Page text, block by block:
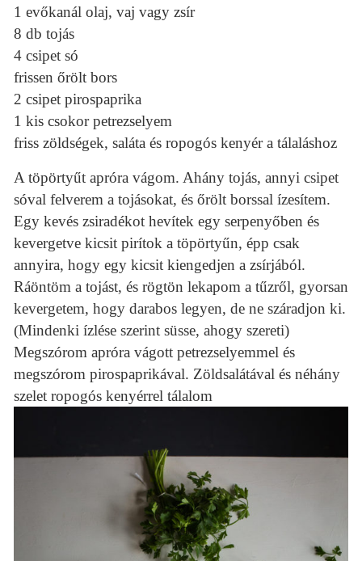
1 evőkanál olaj, vaj vagy zsír
8 db tojás
4 csipet só
frissen őrölt bors
2 csipet pirospaprika
1 kis csokor petrezselyem
friss zöldségek, saláta és ropogós kenyér a tálaláshoz
A töpörtyűt apróra vágom. Ahány tojás, annyi csipet
sóval felverem a tojásokat, és őrölt borssal ízesítem.
Egy kevés zsiradékot hevítek egy serpenyőben és
kevergetve kicsit pirítok a töpörtyűn, épp csak
annyira, hogy egy kicsit kiengedjen a zsírjából.
Ráöntöm a tojást, és rögtön lekapom a tűzről, gyorsan
kevergetem, hogy darabos legyen, de ne száradjon ki.
(Mindenki ízlése szerint süsse, ahogy szereti)
Megszórom apróra vágott petrezselyemmel és
megszórom pirospaprikával. Zöldsalátával és néhány
szelet ropogós kenyérrel tálalom